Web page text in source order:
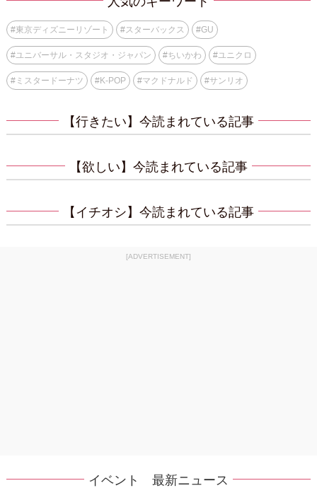
#東京ディズニーリゾート #スターバックス #GU
#ユニバーサル・スタジオ・ジャパン #ちいかわ #ユニクロ
#ミスタードーナツ #K-POP #マクドナルド #サンリオ
【行きたい】今読まれている記事
【欲しい】今読まれている記事
【イチオシ】今読まれている記事
[ADVERTISEMENT]
イベント 最新ニュース